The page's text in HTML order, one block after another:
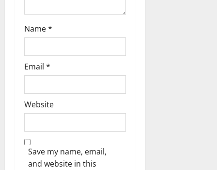
Name*
Email *
Website
Save my name, email,
and website in this